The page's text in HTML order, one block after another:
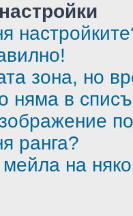
зона, но
няма в
ранга?
мейла на